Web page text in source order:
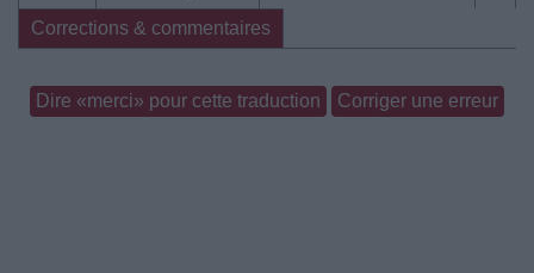
Corrections & commentaires
Dire «merci» pour cette traduction Corriger une erreur